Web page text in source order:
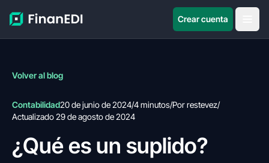
Crear cuenta
Volver al blog
Contabilidad20 de junio de 2024/4 minutos/Por restevez/
Actualizado 29 de agosto de 2024
¿Qué es un suplido?